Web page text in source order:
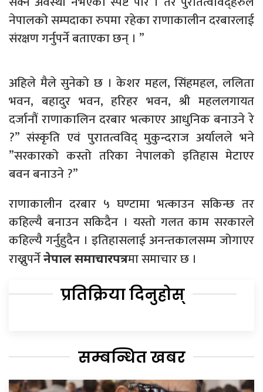
नेपालको सम्पदाका रुपमा रहेका राणाकालीन दरबारलाई
संरक्षण गर्नुपर्ने बताएका छन् । ”
अहिले मैले सुनेको छ । केशर महल, सिंहमहल, ललिता
भवन, बहादुर भवन, हरिहर भवन, श्री महललगायत
दर्जानौं राणाकालिन दरबार भत्काएर आधुनिक बनाउने रे
?” संस्कृति एवं पुरातत्वविद् मुकुन्दराज अर्यालले भने
”सरकारको कस्तो तरिका नेपालको इतिहास मेटाएर
बवन बनाउने ?”
राणाकालीन दरबार ५ घण्टामा भत्काउन सकिन्छ तर
कहिल्यै बनाउन सकिदैन । यस्तो गलत काम सरकारले
कहिल्यै गर्नुहुदैन । इतिहासलाई अनन्तकालसम्म जोगाएर
राख्नुपर्नेनेपाल समाचारपत्रमा समाचार छ ।
प्रतिक्रिया दिनुहोस्
सम्बन्धित खबर